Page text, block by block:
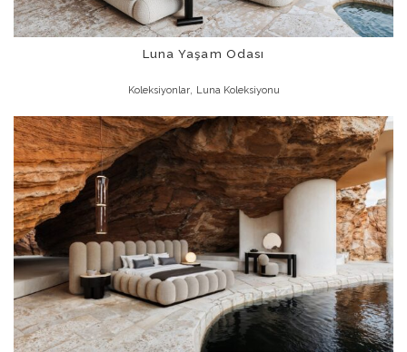
Luna Yaşam Odası
Koleksiyonlar, Luna Koleksiyonu